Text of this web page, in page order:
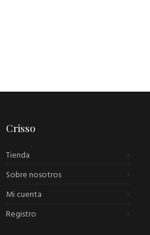
Crisso
Tienda
Sobre nosotros
Mi cuenta
Registro